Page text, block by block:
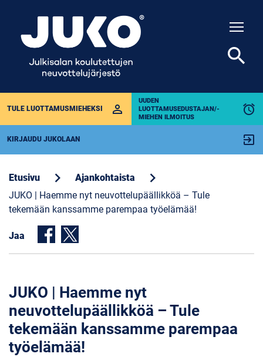
TULE LUOTTAMUSMIEHEKSI perm_identity
UUDEN
LUOTTAMUSEDUSTAJAN/-
MIEHEN ILMOITUS
alarm
KIRJAUDU JUKOLAAN exit_to_app
search
Etusivu chevron_right Ajankohtaista chevron_right
JUKO | Haemme nyt neuvottelupäällikköä – Tule
tekemään kanssamme parempaa työelämää!
Jaa
JUKO | Haemme nyt
neuvottelupäällikköä – Tule
tekemään kanssamme parempaa
työelämää!